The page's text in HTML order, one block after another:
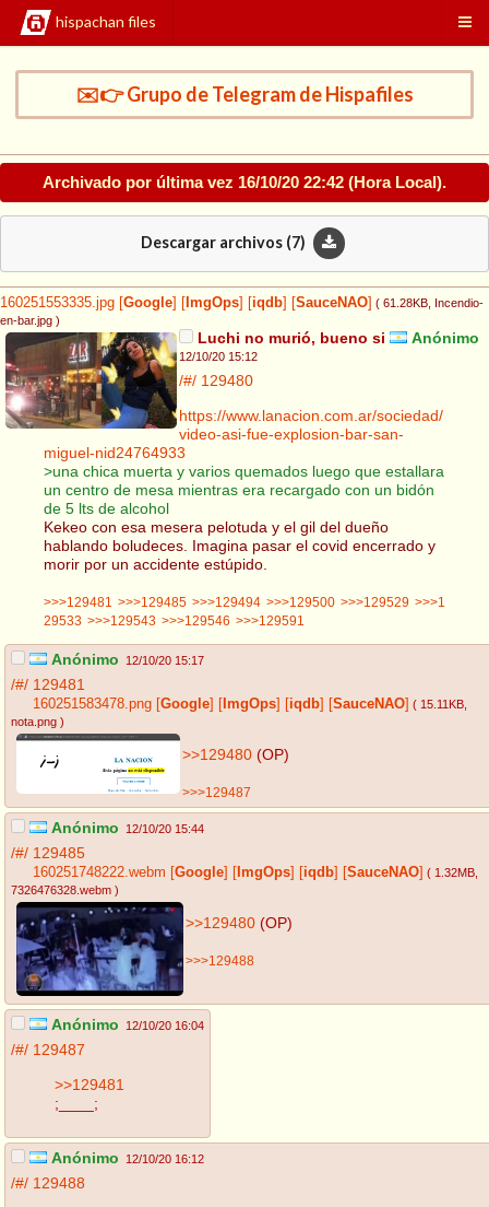
hispachan files
✉️👉 Grupo de Telegram de Hispafiles
Archivado por última vez 16/10/20 22:42 (Hora Local).
Descargar archivos (7)
160251553335.jpg Google ImgOps iqdb SauceNAO ( 61.28KB , Incendio-
en-bar.jpg )
Luchi no murió, bueno si Anónimo
12/10/20 15:12
/#/ 129480
https://www.lanacion.com.ar/sociedad/
video-asi-fue-explosion-bar-san-
miguel-nid24764933
>una chica muerta y varios quemados luego que estallara
un centro de mesa mientras era recargado con un bidón
de 5 lts de alcohol
Kekeo con esa mesera pelotuda y el gil del dueño
hablando boludeces. Imagina pasar el covid encerrado y
morir por un accidente estúpido.
>>>129481 >>>129485 >>>129494 >>>129500 >>>129529 >>>1
29533 >>>129543 >>>129546 >>>129591
Anónimo 12/10/20 15:17
/#/ 129481
160251583478.png Google ImgOps iqdb SauceNAO ( 15.11KB
nota.png )
>>129480 (OP)
>>>129487
Anónimo 12/10/20 15:44
/#/ 129485
160251748222.webm Google ImgOps iqdb SauceNAO ( 1.32MB
7326476328.webm )
>>129480(OP)
>>>129488
Anónimo 12/10/20 16:04
/#/ 129487
>>129481
;____;
Anónimo 12/10/20 16:12
/#/ 129488